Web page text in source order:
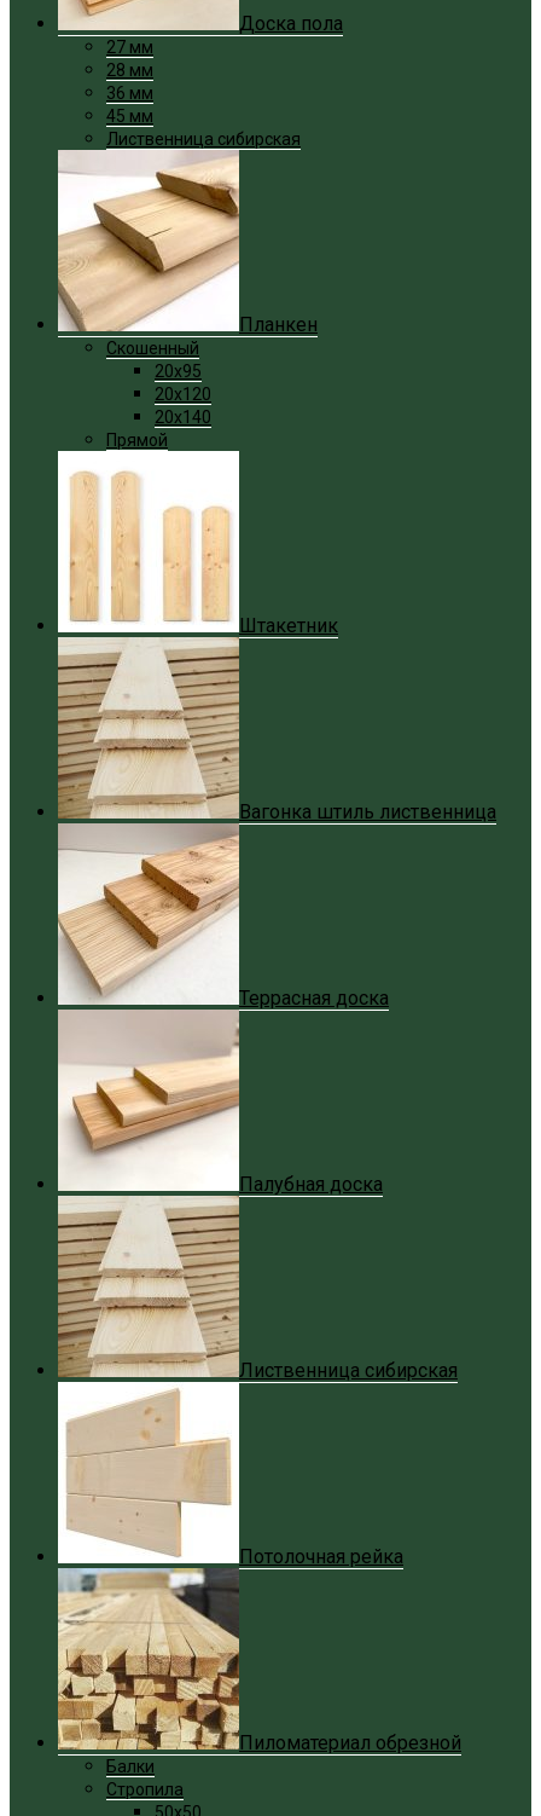
Доска пола
27 мм
28 мм
36 мм
45 мм
Лиственница сибирская
Планкен
Скошенный
20x95
20x120
20x140
Прямой
Штакетник
Вагонка штиль лиственница
Террасная доска
Палубная доска
Лиственница сибирская
Потолочная рейка
Пиломатериал обрезной
Балки
Стропила